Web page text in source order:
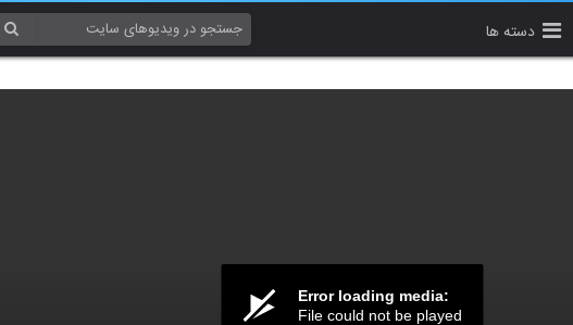
دسته ها
Error loading media:
File could not be played